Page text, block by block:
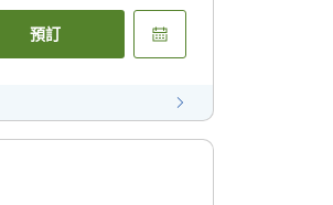
預訂